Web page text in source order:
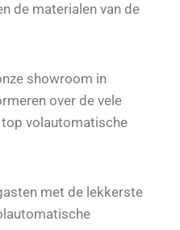
de materialen van de
showroom in
over de vele
volautomatische
met de lekkerste